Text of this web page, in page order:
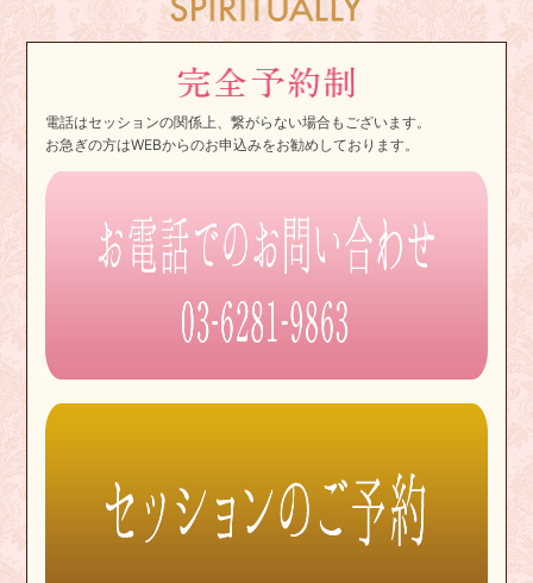
電話はセッションの関係上、繋がらない場合もございます。
お急ぎの方はWEBからのお申込みをお勧めしております。